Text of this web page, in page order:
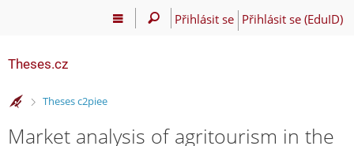
Přihlásit se Přihlásit se (EduID)
Theses.cz
>
Theses c2piee
Market analysis of agritourism in the